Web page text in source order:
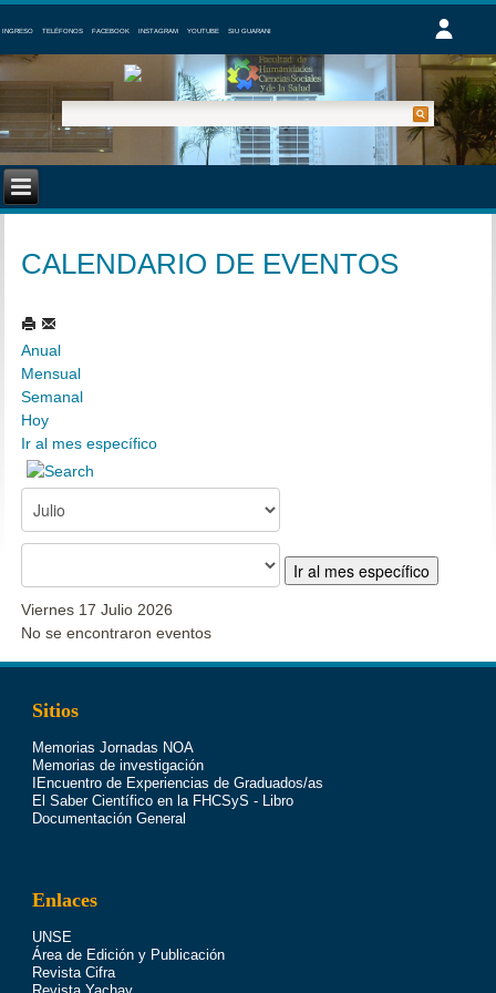
INGRESO TELÉFONOS FACEBOOK INSTAGRAM YOUTUBE SIU GUARANI
CALENDARIO DE EVENTOS
Anual
Mensual
Semanal
Hoy
Ir al mes específico
Ir al mes específico
Viernes 17 Julio 2026
No se encontraron eventos
Sitios
Memorias Jornadas NOA
Memorias de investigación
IEncuentro de Experiencias de Graduados/as
El Saber Científico en la FHCSyS - Libro
Documentación General
Enlaces
UNSE
Área de Edición y Publicación
Revista Cifra